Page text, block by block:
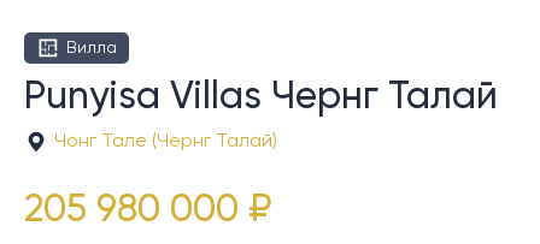
Вилла
Punyisa Villas Чернг Талай
Чонг Тале (Чернг Талай)
205 980 000 ₽